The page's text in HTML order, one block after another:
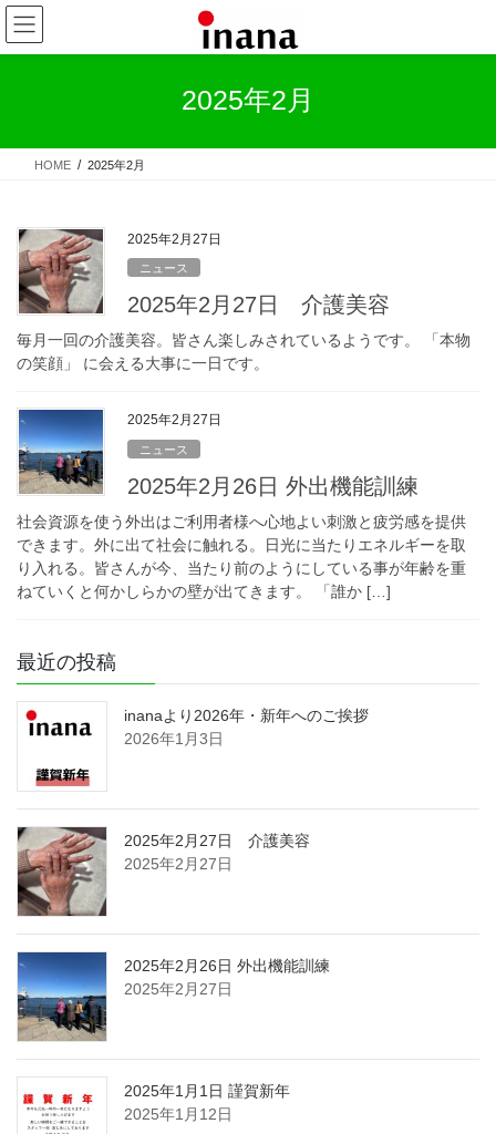
コ
ン
テ
ス
ナ
ビ
ゲ
ン
2025年2月
HOME 2025年2月
2025年2月27日
ニュース
2025年2月27日 介護美容
毎月一回の介護美容。皆さん楽しみされているようです。 「本物
の笑顔」 に会える大事に一日です。
2025年2月27日
ニュース
2025年2月26日 外出機能訓練
社会資源を使う外出はご利用者様へ心地よい刺激と疲労感を提供
できます。外に出て社会に触れる。日光に当たりエネルギーを取
り入れる。皆さんが今、当たり前のようにしている事が年齢を重
ねていくと何かしらかの壁が出てきます。 「誰か […]
最近の投稿
inanaより2026年・新年へのご挨拶
2026年1月3日
2025年2月27日 介護美容
2025年2月27日
2025年2月26日 外出機能訓練
2025年2月27日
2025年1月1日 謹賀新年
2025年1月12日